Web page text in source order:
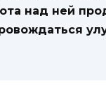
над ней